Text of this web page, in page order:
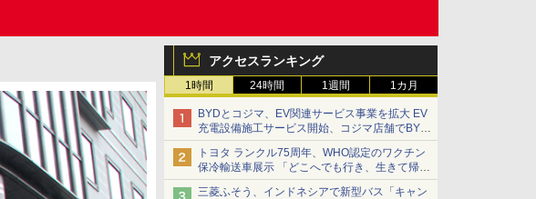
アクセスランキング
1時間 24時間 1週間 1カ月
BYDとコジマ、EV関連サービス事業を拡大 EV
充電設備施工サービス開始、コジマ店舗でBYD
車の展示・試乗イベントを強化
トヨタ ランクル75周年、WHO認定のワクチン
保冷輸送車展示 「どこへでも行き、生きて帰っ
てこられる」ランドクルーザーで命をつなぐ
三菱ふそう、インドネシアで新型バス「キャン